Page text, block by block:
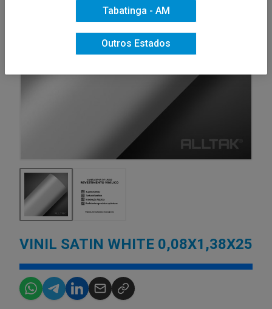
VINIL SATIN WHITE 0,08X1,38X25
Tabatinga - AM
Outros Estados